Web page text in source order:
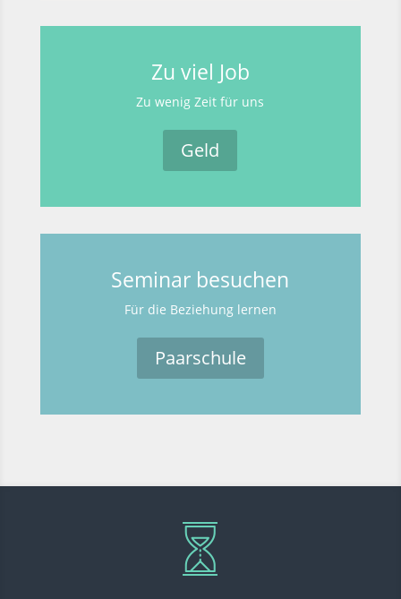
Zu viel Job
Zu wenig Zeit für uns
Geld
Seminar besuchen
Für die Beziehung lernen
Paarschule